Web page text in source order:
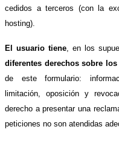
cedidos a terceros (con la
hosting).
El usuario tiene, en los
diferentes derechos sobre
de este formulario:
limitación, oposición y
derecho a presentar una
peticiones no son atendidas